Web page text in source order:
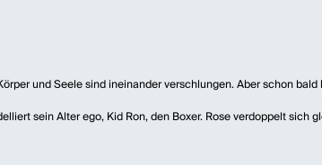
und Seele sind ineinander verschlungen. Aber schon
sein Alter ego, Kid Ron, den Boxer. Rose verdoppelt